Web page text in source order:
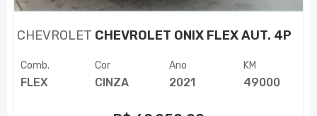
CHEVROLET CHEVROLET ONIX FLEX AUT. 4P
Comb.
FLEX
Cor
CINZA
Ano
2021
KM
49000